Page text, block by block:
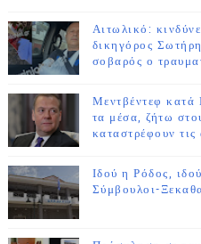
Αιτωλικό:
δικηγόρος
σοβαρός ο
Μεντβέντεφ κατά
τα μέσα, ζήτω
καταστρέφουν τις
Ιδού η Ρόδος,
Σύμβουλοι-